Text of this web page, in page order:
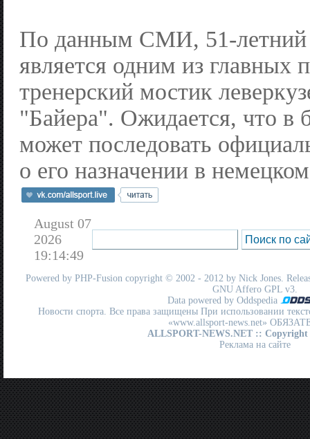
По данным СМИ, 51-летний
является одним из главных
тренерский мостик
"Байера". Ожидается, что в
может последовать
о его назначении в
August 07
2026
19:14:49
Powered by PHP-Fusion copyright © 2002 - 2012 by Nick Jones.
GNU Affero GPL v3.
Data powered by Oddspedia
Новости спорта. Все права защищены При использовании
«www.allsport-news.net»
ALLSPORT-NEWS.NET :: Copyright
Реклама на сайте